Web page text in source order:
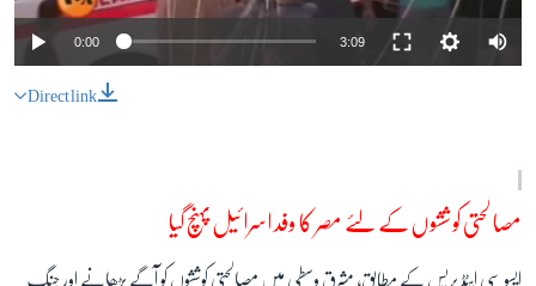
0:00 3:09
Direct link
مصالحتی کوششوں کے لئے مصر کا وفد اسرائیل پہنچ گیا
ایسو سی ایٹڈ پریس کے مطابق، مشرق وسطی میں مصالحتی کوششوں کو آگے بڑھانے اور جنگ